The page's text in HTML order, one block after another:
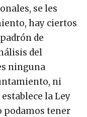
se les
hay ciertos
de
del
ninguna
ni
la Ley
podamos tener